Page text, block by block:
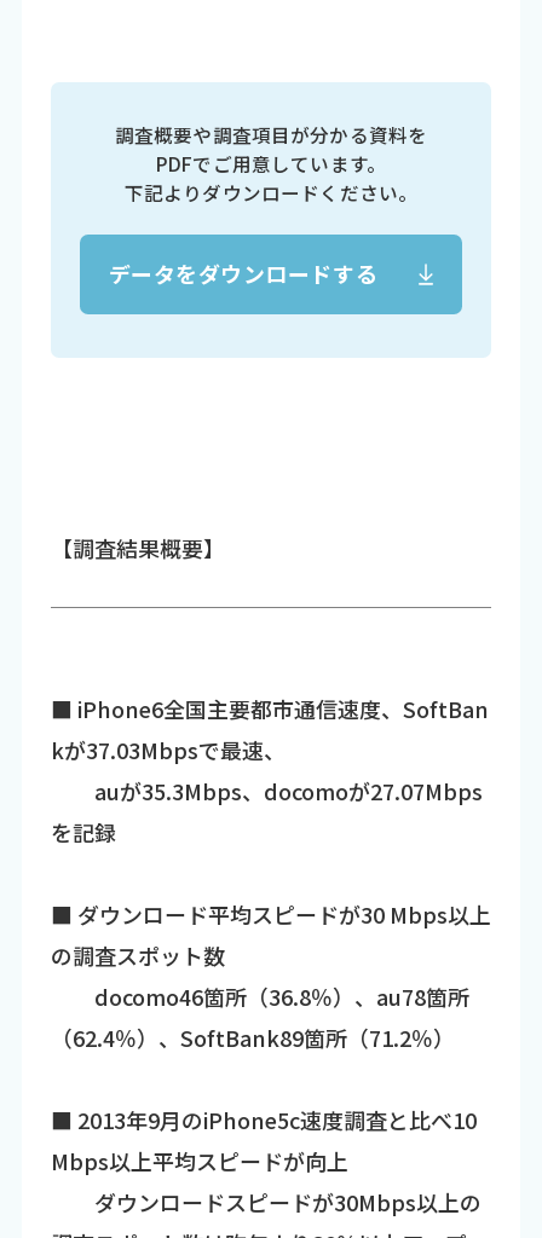
調査概要や調査項目が分かる資料を
PDFでご用意しています。
下記よりダウンロードください。
データをダウンロードする
【調査結果概要】
■ iPhone6全国主要都市通信速度、SoftBan
kが37.03Mbpsで最速、
auが35.3Mbps、docomoが27.07Mbps
を記録
■ ダウンロード平均スピードが30 Mbps以上
の調査スポット数
docomo46箇所（36.8％）、au78箇所
（62.4％）、SoftBank89箇所（71.2％）
■ 2013年9月のiPhone5c速度調査と比べ10
Mbps以上平均スピードが向上
ダウンロードスピードが30Mbps以上の